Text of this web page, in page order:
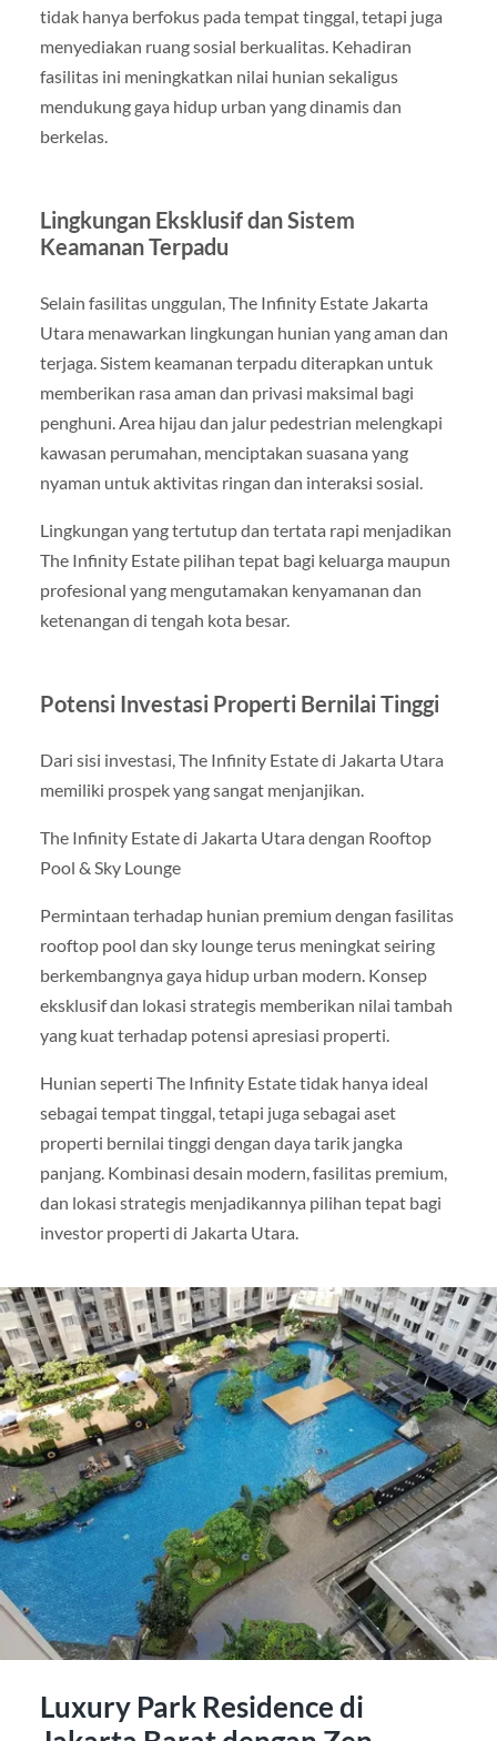
tidak hanya berfokus pada tempat tinggal, tetapi juga
menyediakan ruang sosial berkualitas. Kehadiran
fasilitas ini meningkatkan nilai hunian sekaligus
mendukung gaya hidup urban yang dinamis dan
berkelas.
Lingkungan Eksklusif dan Sistem
Keamanan Terpadu
Selain fasilitas unggulan, The Infinity Estate Jakarta
Utara menawarkan lingkungan hunian yang aman dan
terjaga. Sistem keamanan terpadu diterapkan untuk
memberikan rasa aman dan privasi maksimal bagi
penghuni. Area hijau dan jalur pedestrian melengkapi
kawasan perumahan, menciptakan suasana yang
nyaman untuk aktivitas ringan dan interaksi sosial.
Lingkungan yang tertutup dan tertata rapi menjadikan
The Infinity Estate pilihan tepat bagi keluarga maupun
profesional yang mengutamakan kenyamanan dan
ketenangan di tengah kota besar.
Potensi Investasi Properti Bernilai Tinggi
Dari sisi investasi, The Infinity Estate di Jakarta Utara
memiliki prospek yang sangat menjanjikan.
The Infinity Estate di Jakarta Utara dengan Rooftop
Pool & Sky Lounge
Permintaan terhadap hunian premium dengan fasilitas
rooftop pool dan sky lounge terus meningkat seiring
berkembangnya gaya hidup urban modern. Konsep
eksklusif dan lokasi strategis memberikan nilai tambah
yang kuat terhadap potensi apresiasi properti.
Hunian seperti The Infinity Estate tidak hanya ideal
sebagai tempat tinggal, tetapi juga sebagai aset
properti bernilai tinggi dengan daya tarik jangka
panjang. Kombinasi desain modern, fasilitas premium,
dan lokasi strategis menjadikannya pilihan tepat bagi
investor properti di Jakarta Utara.
Luxury Park Residence di